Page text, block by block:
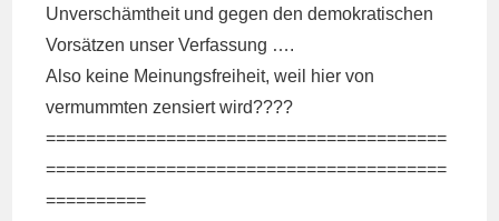
Unverschämtheit und gegen den demokratischen
Vorsätzen unser Verfassung ….
Also keine Meinungsfreiheit, weil hier von
vermummten zensiert wird????
========================================
========================================
==========